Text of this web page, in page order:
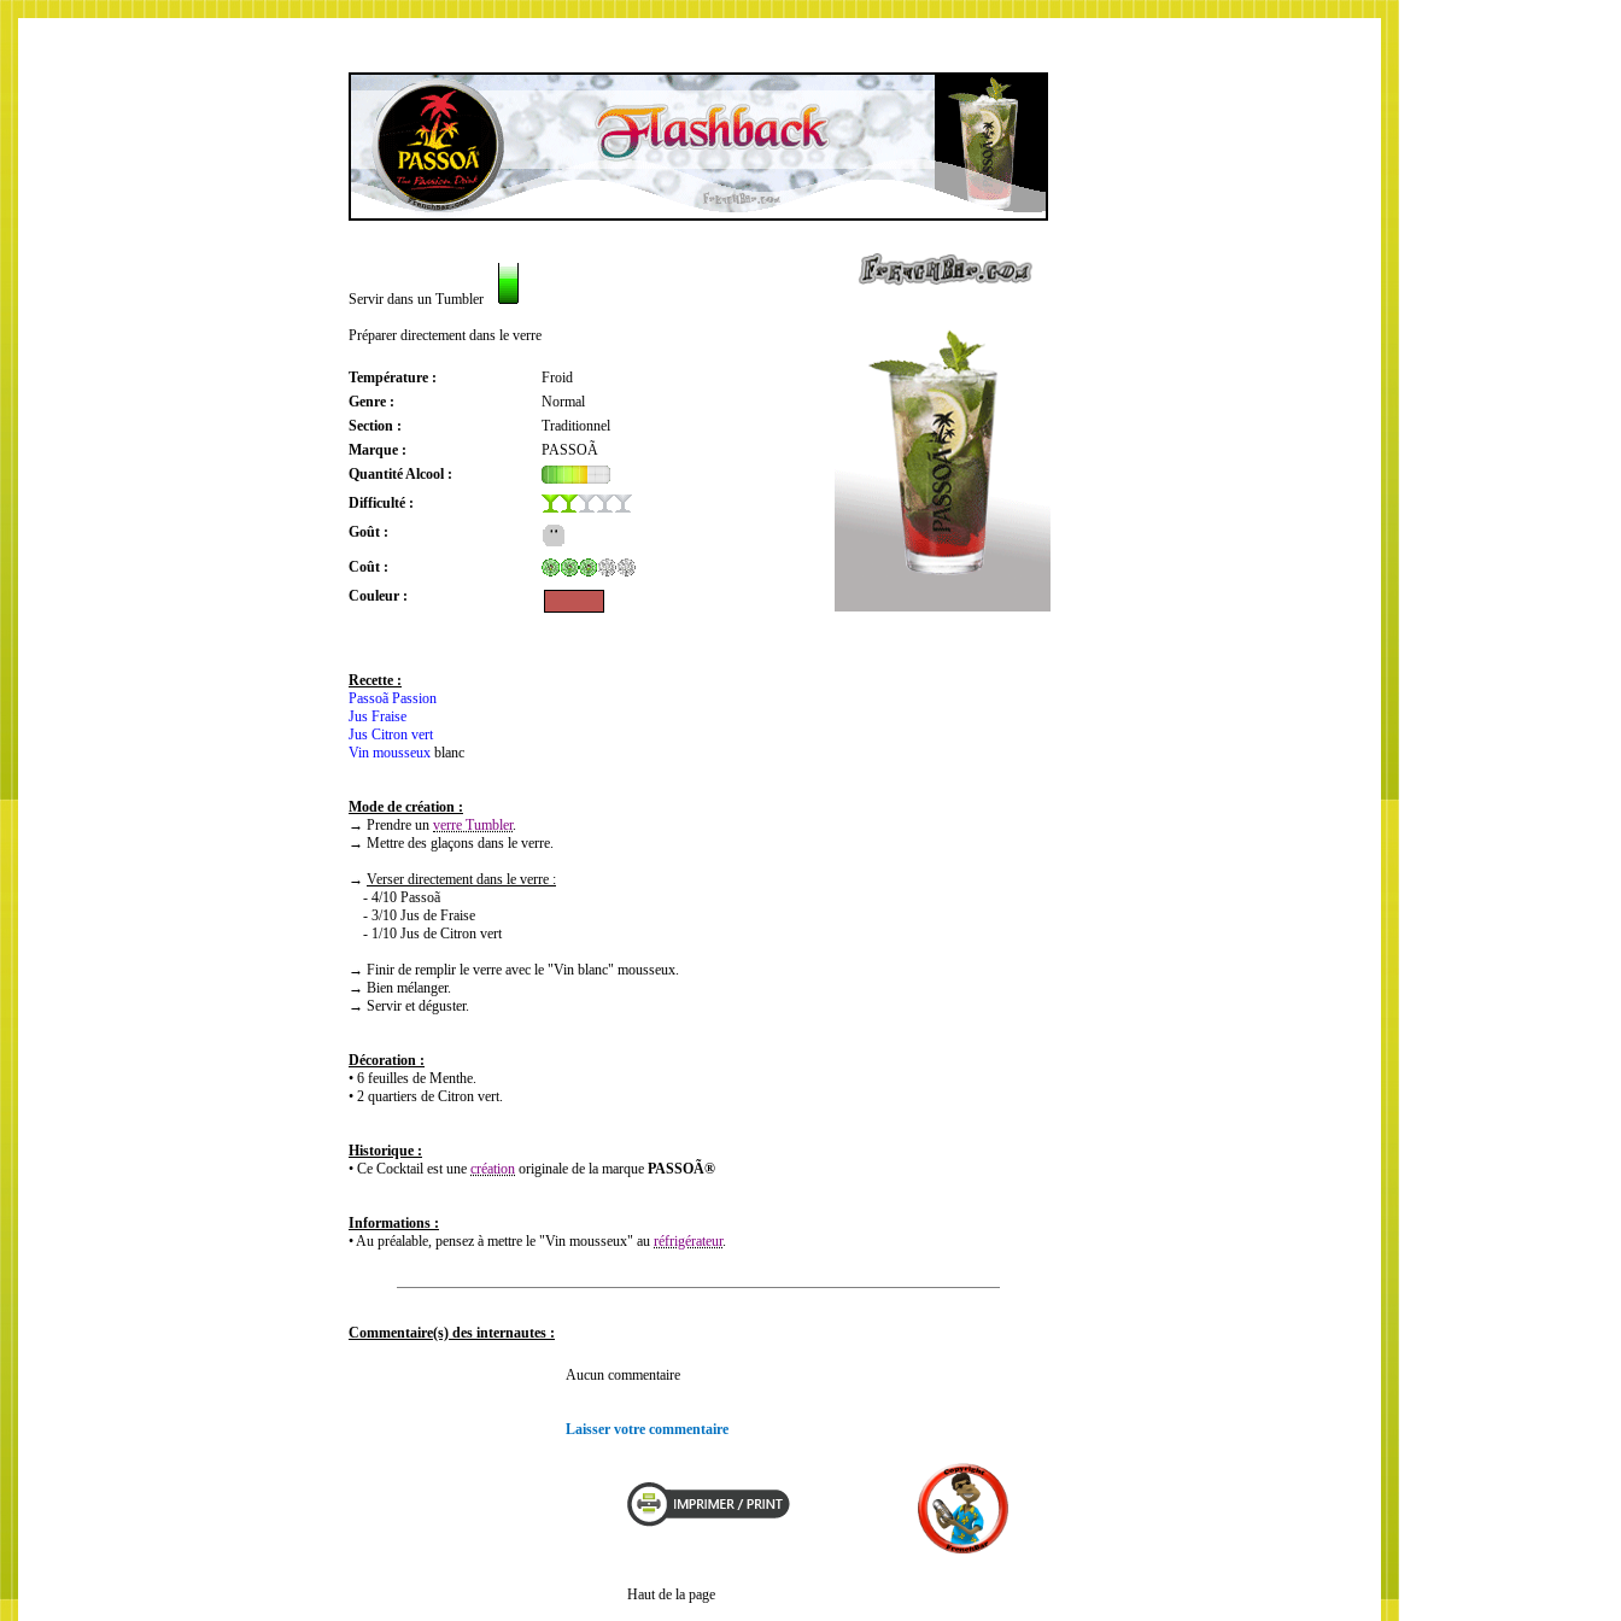
Servir dans un Tumbler
Préparer directement dans le verre
Température :
Froid
Genre :
Normal
Section :
Traditionnel
Marque :
PASSOÃ
Quantité Alcool :
Difficulté :
Goût :
Coût :
Couleur :
Recette :
Passoã Passion
Jus Fraise
Jus Citron vert
Vin mousseux blanc
Mode de création :
→ Prendre un verre Tumbler.
→ Mettre des glaçons dans le verre.
→ Verser directement dans le verre :
- 4/10 Passoã
- 3/10 Jus de Fraise
- 1/10 Jus de Citron vert
→ Finir de remplir le verre avec le "Vin blanc" mousseux.
→ Bien mélanger.
→ Servir et déguster.
Décoration :
• 6 feuilles de Menthe.
• 2 quartiers de Citron vert.
Historique :
• Ce Cocktail est une création originale de la marque PASSOÃ®
Informations :
• Au préalable, pensez à mettre le "Vin mousseux" au réfrigérateur.
Commentaire(s) des internautes :
Aucun commentaire
Laisser votre commentaire
Haut de la page